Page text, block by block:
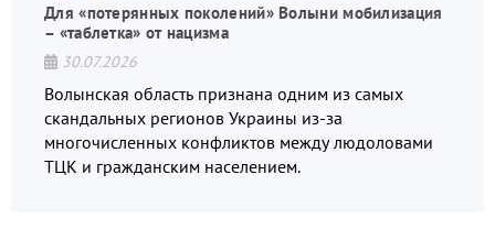
Для «потерянных поколений» Волыни мобилизация
– «таблетка» от нацизма
30.07.2026
Волынская область признана одним из самых
скандальных регионов Украины из-за
многочисленных конфликтов между людоловами
ТЦК и гражданским населением.